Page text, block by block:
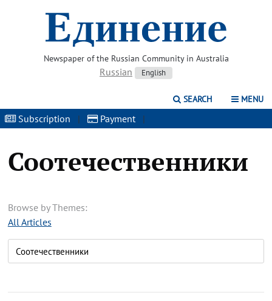
Newspaper of the Russian Community in Australia
Russian English
SEARCH MENU
Subscription | Payment |
Соотечественники
Browse by Themes:
All Articles